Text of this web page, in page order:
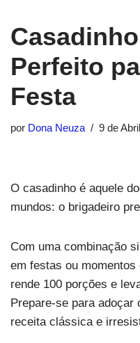
Perfeito
Festa
por Dona Neuza 9 de
O casadinho é aquele
mundos: o brigadeiro
Com uma combinação
em festas ou
rende 100 porções e
Prepare-se para adoçar
receita clássica e